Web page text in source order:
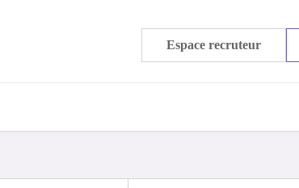
Espace recruteur